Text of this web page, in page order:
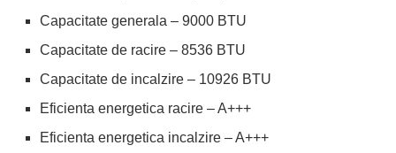
Capacitate generala – 9000 BTU
Capacitate de racire – 8536 BTU
Capacitate de incalzire – 10926 BTU
Eficienta energetica racire – A+++
Eficienta energetica incalzire – A+++